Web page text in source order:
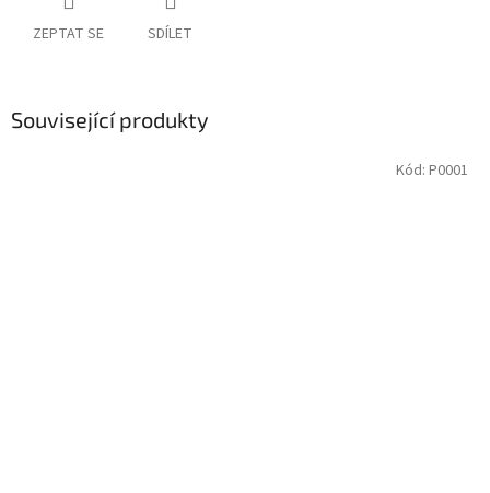
ZEPTAT SE SDÍLET
Související produkty
Kód: P0001